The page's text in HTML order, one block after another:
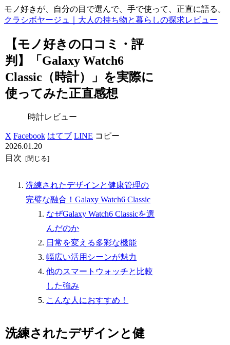
モノ好きが、自分の目で選んで、手で使って、正直に語る。
クラシボヤージュ｜大人の持ち物と暮らしの探求レビュー
【モノ好きの口コミ・評
判】「Galaxy Watch6
Classic（時計）」を実際に
使ってみた正直感想
時計レビュー
X Facebook はてブ LINE コピー
2026.01.20
目次
洗練されたデザインと健康管理の
完璧な融合！Galaxy Watch6 Classic
なぜGalaxy Watch6 Classicを選
んだのか
日常を変える多彩な機能
幅広い活用シーンが魅力
他のスマートウォッチと比較
した強み
こんな人におすすめ！
洗練されたデザインと健